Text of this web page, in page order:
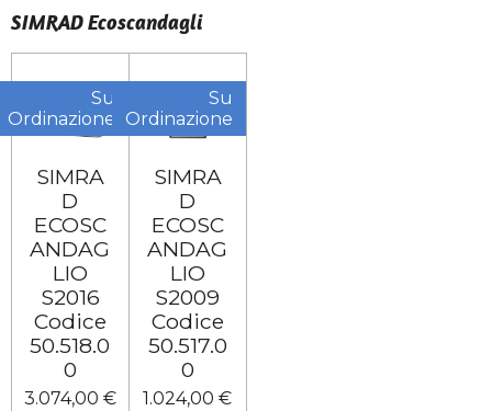
SIMRAD Ecoscandagli
Su
Ordinazione
SIMRA
D
ECOSC
ANDAG
LIO
S2016
Codice
50.518.0
0
3.074,00 €
Su
Ordinazione
SIMRA
D
ECOSC
ANDAG
LIO
S2009
Codice
50.517.0
0
1.024,00 €